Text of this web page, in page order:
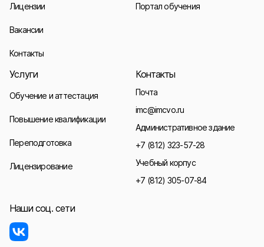
Лицензии
Вакансии
Контакты
Портал обучения
Услуги
Обучение и аттестация
Повышение квалификации
Переподготовка
Лицензирование
Контакты
Почта
imc@imcvo.ru
Административное здание
+7 (812) 323-57-28
Учебный корпус
+7 (812) 305-07-84
Наши соц. сети